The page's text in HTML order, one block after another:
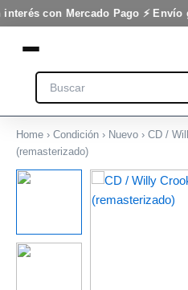
con Mercado Pago ⚡ Envío
Ir
al
contenido
Search
Home › Condición › Nuevo › CD /
(remasterizado)
CD
-
Big
Big
Mamma
(remasterizado)
cantidad